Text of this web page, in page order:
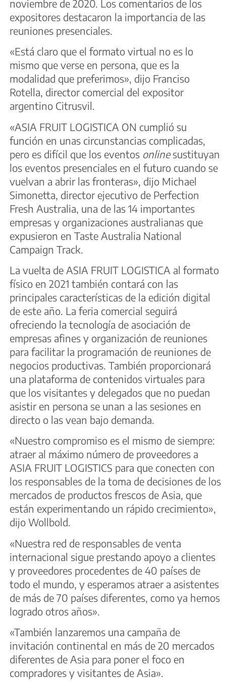
noviembre de 2020. Los comentarios de los
expositores destacaron la importancia de las
reuniones presenciales.
«Está claro que el formato virtual no es lo
mismo que verse en persona, que es la
modalidad que preferimos», dijo Franciso
Rotella, director comercial del expositor
argentino Citrusvil.
«ASIA FRUIT LOGISTICA ON cumplió su
función en unas circunstancias complicadas,
pero es difícil que los eventos onlinesustituyan
los eventos presenciales en el futuro cuando se
vuelvan a abrir las fronteras», dijo Michael
Simonetta, director ejecutivo de Perfection
Fresh Australia, una de las 14 importantes
empresas y organizaciones australianas que
expusieron en Taste Australia National
Campaign Track.
La vuelta de ASIA FRUIT LOGISTICA al formato
físico en 2021 también contará con las
principales características de la edición digital
de este año. La feria comercial seguirá
ofreciendo la tecnología de asociación de
empresas afines y organización de reuniones
para facilitar la programación de reuniones de
negocios productivas. También proporcionará
una plataforma de contenidos virtuales para
que los visitantes y delegados que no puedan
asistir en persona se unan a las sesiones en
directo o las vean bajo demanda.
«Nuestro compromiso es el mismo de siempre:
atraer al máximo número de proveedores a
ASIA FRUIT LOGISTICS para que conecten con
los responsables de la toma de decisiones de los
mercados de productos frescos de Asia, que
están experimentando un rápido crecimiento»,
dijo Wollbold.
«Nuestra red de responsables de venta
internacional sigue prestando apoyo a clientes
y proveedores procedentes de 40 países de
todo el mundo, y esperamos atraer a asistentes
de más de 70 países diferentes, como ya hemos
logrado otros años».
«También lanzaremos una campaña de
invitación continental en más de 20 mercados
diferentes de Asia para poner el foco en
compradores y visitantes de Asia».